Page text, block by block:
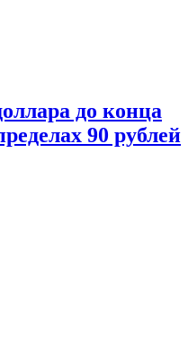
до конца
90 рублей